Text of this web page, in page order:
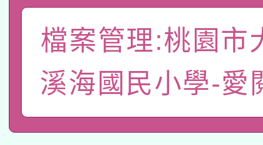
A3數位素養講師名單
「數位內容與教學軟體
pilot」
有關大陸委員會函釋公
轉知經濟部水利署委託
業技術研究院辦理「
115年8月22日(星期六
檔案管理:桃園市
溪海國民小學-愛